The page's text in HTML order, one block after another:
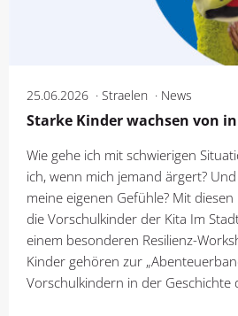
25.06.2026 Straelen News
Starke Kinder wachsen von
Wie gehe ich mit schwierigen
ich, wenn mich jemand ärgert?
meine eigenen Gefühle? Mit
die Vorschulkinder der Kita Im
einem besonderen Resilienz-
Kinder gehören zur
Vorschulkindern in der Geschichte